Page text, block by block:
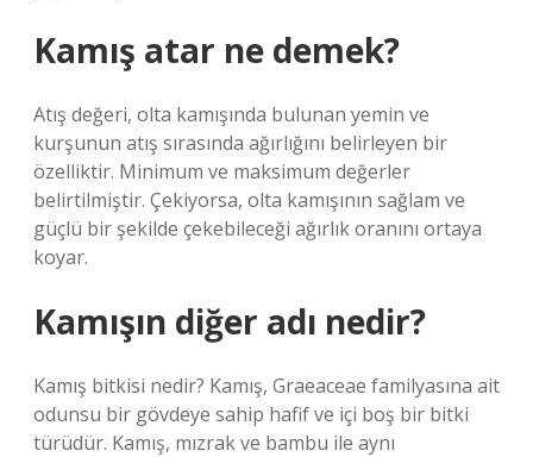
Kamış atar ne demek?
Atış değeri, olta kamışında bulunan yemin ve
kurşunun atış sırasında ağırlığını belirleyen bir
özelliktir. Minimum ve maksimum değerler
belirtilmiştir. Çekiyorsa, olta kamışının sağlam ve
güçlü bir şekilde çekebileceği ağırlık oranını ortaya
koyar.
Kamışın diğer adı nedir?
Kamış bitkisi nedir? Kamış, Graeaceae familyasına ait
odunsu bir gövdeye sahip hafif ve içi boş bir bitki
türüdür. Kamış, mızrak ve bambu ile aynı